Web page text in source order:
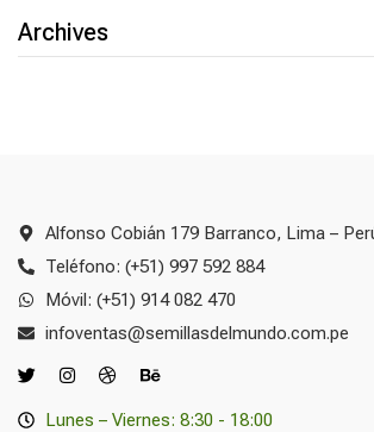
Archives
Alfonso Cobián 179 Barranco, Lima –
Teléfono: (+51) 997 592 884
Móvil: (+51) 914 082 470
infoventas@semillasdelmundo.com.pe
Lunes – Viernes: 8:30 - 18:00